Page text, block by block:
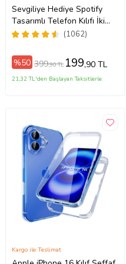
Sevgiliye Hediye Spotify
Tasarımlı Telefon Kılıfı İki
Anahtarlık Hediyeli
(1062)
%50 399,90 TL 199,90 TL
21,32 TL'den Başlayan Taksitlerle
Kargo ile Teslimat